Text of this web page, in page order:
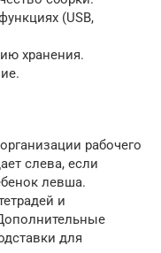
(USB,
хранения.
рабочего
слева, если
левша.
и
для